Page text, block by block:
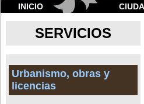
INICIO
SERVICIOS
Urbanismo, obras y
licencias